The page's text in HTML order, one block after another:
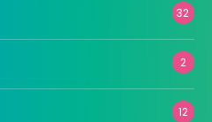
32
2
12